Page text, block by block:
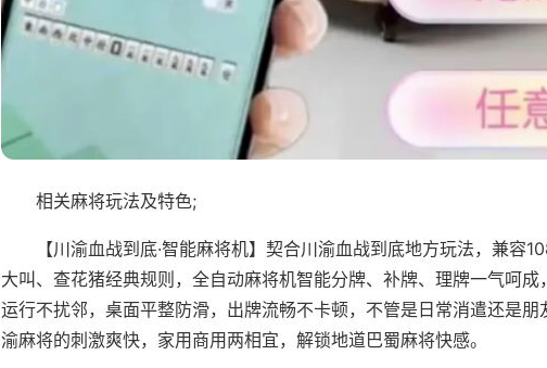
相关麻将玩法及特色;
【川渝血战到底·智能麻将机】契合川渝血战到底地方玩法，兼容
大叫、查花猪经典规则，全自动麻将机智能分牌、补牌、理牌一气呵
运行不扰邻，桌面平整防滑，出牌流畅不卡顿，不管是日常消遣还是
渝麻将的刺激爽快，家用商用两相宜，解锁地道巴蜀麻将快感。